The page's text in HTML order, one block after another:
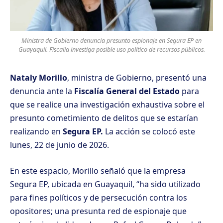
Ministra de Gobierno denuncia presunto espionaje en Segura EP en
Guayaquil. Fiscalía investiga posible uso político de recursos públicos.
Nataly Morillo, ministra de Gobierno, presentó una
denuncia ante la Fiscalía General del Estado para
que se realice una investigación exhaustiva sobre el
presunto cometimiento de delitos que se estarían
realizando en Segura EP. La acción se colocó este
lunes, 22 de junio de 2026.
En este espacio, Morillo señaló que la empresa
Segura EP, ubicada en Guayaquil, “ha sido utilizado
para fines políticos y de persecución contra los
opositores; una presunta red de espionaje que